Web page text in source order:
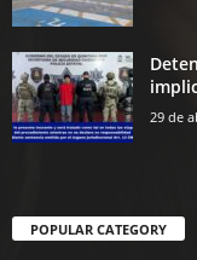
29 de
POPULAR CATEGORY